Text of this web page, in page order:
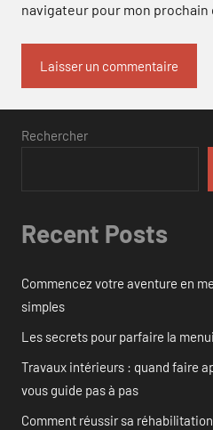
navigateur pour mon prochain
Rechercher
Recent Posts
Commencez votre aventure en
simples
Les secrets pour parfaire la
Travaux intérieurs : quand faire
vous guide pas à pas
Comment réussir sa